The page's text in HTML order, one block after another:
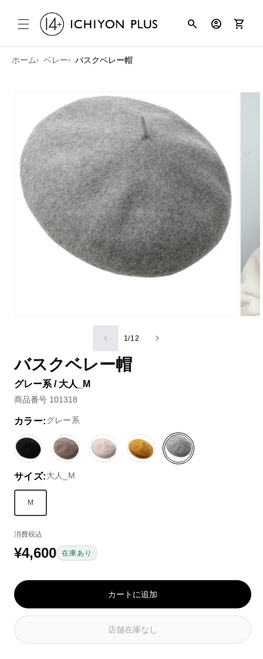
コンテンツ
に進む
search account_circle shopping_cart
ホーム ベレー バスクベレー帽
1/の
12
バスクベレー帽
グレー系 / 大人_M
商品番号 101318
カラー:グレー系
ラ
ッ
ク
系
ベ
ー
ジ
ベ
ー
イ
エ
グ
レ
サイズ:大人_M
M
消費税込
通
価
格
¥4,600 在庫あり
カートに追加
店舗在庫なし